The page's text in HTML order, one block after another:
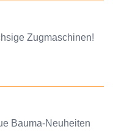
Zugmaschinen!
Bauma-Neuheiten